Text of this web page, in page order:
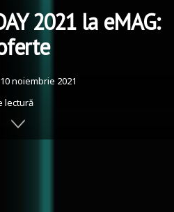
2021 la eMAG:
10 noiembrie 2021
lectură